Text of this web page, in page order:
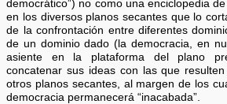
democrático”) no como una enciclopedia
en los diversos planos secantes que lo
de la confrontación entre diferentes
de un dominio dado (la democracia, en
asiente en la plataforma del plano
concatenar sus ideas con las que
otros planos secantes, al margen de los
democracia permanecerá “inacabada”.